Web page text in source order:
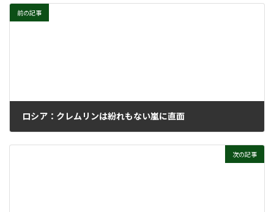
前の記事
ロシア：クレムリンは紛れもない嵐に直面
次の記事